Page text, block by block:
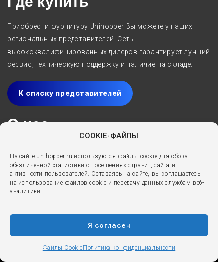
COOKIE-ФАЙЛЫ
На сайте unihopper.ru используются файлы cookie для сбора
обезличенной статистики о посещениях страниц сайта и
активности пользователей. Оставаясь на сайте, вы соглашаетесь
на использование файлов cookie и передачу данных службам веб-
аналитики.
Я согласен
Файлы Cookie Политика конфиденциальности
Приобрести фурнитуру Unihopper Вы можете у наших
региональных представителей. Сеть
высококвалифицированных дилеров гарантирует лучший
сервис, техническую поддержку и наличие на складе.
К списку представителей
О нас
2005 года специализируется на разработке,
производстве и реализации решений для мебели
премиум-класса. Выдвижные ящики, направляющие,